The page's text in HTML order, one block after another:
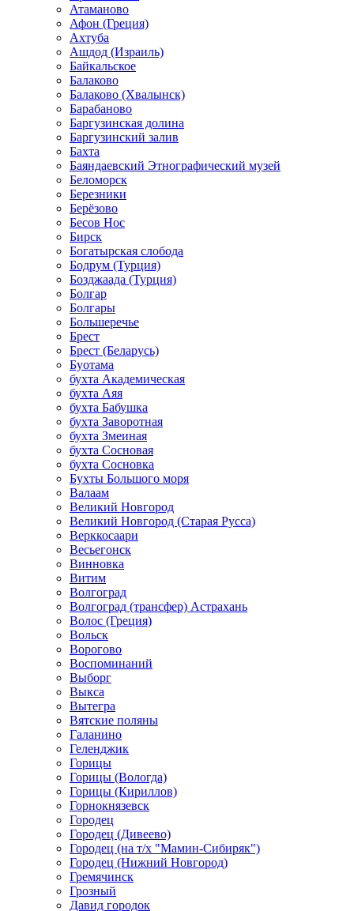
Атаманово
Афон (Греция)
Ахтуба
Ашдод (Израиль)
Байкальское
Балаково
Балаково (Хвалынск)
Барабаново
Баргузинская долина
Баргузинский залив
Бахта
Баяндаевский Этнографический музей
Беломорск
Березники
Берёзово
Бесов Нос
Бирск
Богатырская слобода
Бодрум (Турция)
Бозджаада (Турция)
Болгар
Болгары
Большеречье
Брест
Брест (Беларусь)
Буотама
бухта Академическая
бухта Аяя
бухта Бабушка
бухта Заворотная
бухта Змеиная
бухта Сосновая
бухта Сосновка
Бухты Большого моря
Валаам
Великий Новгород
Великий Новгород (Старая Русса)
Верккосаари
Весьегонск
Винновка
Витим
Волгоград
Волгоград (трансфер) Астрахань
Волос (Греция)
Вольск
Ворогово
Воспоминаний
Выборг
Выкса
Вытегра
Вятские поляны
Галанино
Геленджик
Горицы
Горицы (Вологда)
Горицы (Кириллов)
Горнокнязевск
Городец
Городец (Дивеево)
Городец (на т/х "Мамин-Сибиряк")
Городец (Нижний Новгород)
Гремячинск
Грозный
Давид городок